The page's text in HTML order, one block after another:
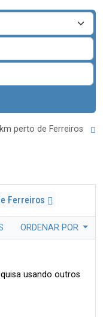
perto de Ferreiros
Ferreiros
ORDENAR POR
usando outros